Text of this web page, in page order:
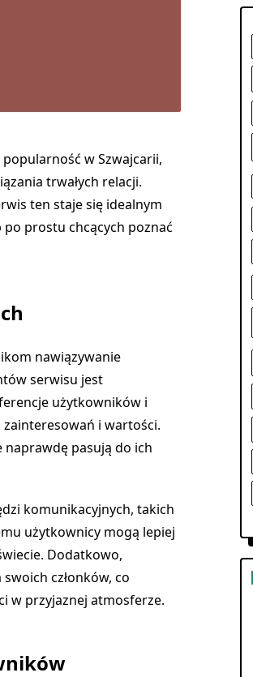
w Szwajcarii,
trwałych relacji.
ten staje się idealnym
po prostu chcących poznać
nawiązywanie
serwisu jest
użytkowników i
i wartości.
pasują do ich
komunikacyjnych, takich
użytkownicy mogą lepiej
Dodatkowo,
członków, co
w przyjaznej atmosferze.